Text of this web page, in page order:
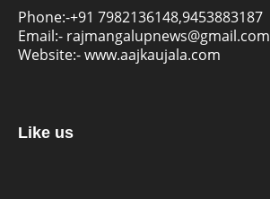
Phone:-+91 7982136148,9453883187
Email:- rajmangalupnews@gmail.com
Website:-www.aajkaujala.com
Like us